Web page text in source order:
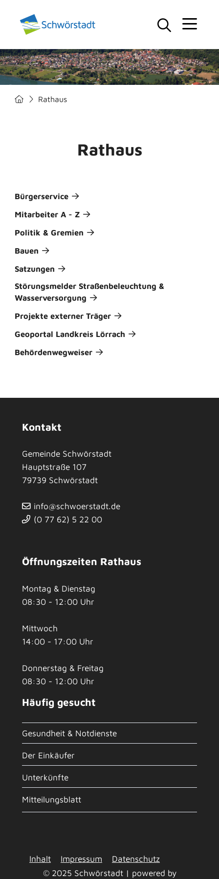
Rathaus
Rathaus
Bürgerservice
Mitarbeiter A - Z
Politik & Gremien
Bauen
Satzungen
Störungsmelder Straßenbeleuchtung &
Wasserversorgung
Projekte externer Träger
Geoportal Landkreis Lörrach
Behördenwegweiser
Kontakt
Gemeinde Schwörstadt
Hauptstraße 107
79739 Schwörstadt
info@schwoerstadt.de
(0 77 62) 5 22 00
Öffnungszeiten Rathaus
Montag & Dienstag
08:30 - 12:00 Uhr
Mittwoch
14:00 - 17:00 Uhr
Donnerstag & Freitag
08:30 - 12:00 Uhr
Häufig gesucht
Gesundheit & Notdienste
Der Einkäufer
Unterkünfte
Mitteilungsblatt
Inhalt Impressum
Datenschutz
© 2025 Schwörstadt | powered by